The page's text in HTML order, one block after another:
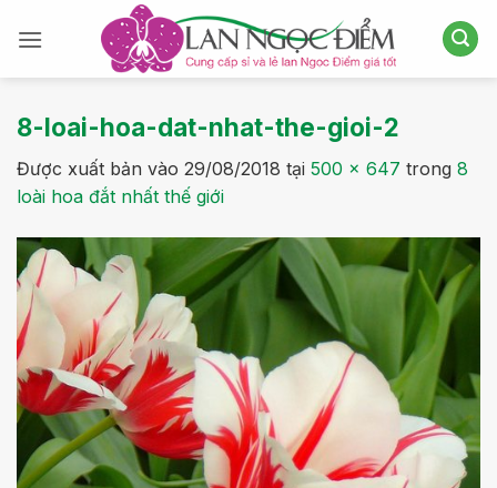
qua
8-loai-hoa-dat-nhat-the-gioi-2
Được xuất bản vào 29/08/2018 tại 500 × 647 trong 8
loài hoa đắt nhất thế giới